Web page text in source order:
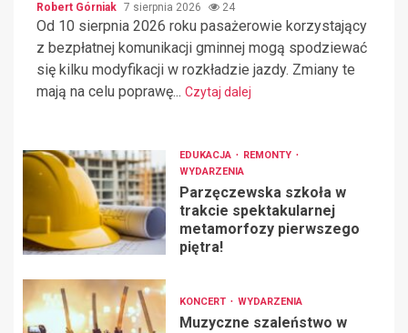
Robert Górniak 7 sierpnia 2026 24
Od 10 sierpnia 2026 roku pasażerowie korzystający
z bezpłatnej komunikacji gminnej mogą spodziewać
się kilku modyfikacji w rozkładzie jazdy. Zmiany te
mają na celu poprawę... Czytaj dalej
EDUKACJA
REMONTY
WYDARZENIA
Parzęczewska szkoła w
trakcie spektakularnej
metamorfozy pierwszego
piętra!
KONCERT WYDARZENIA
Muzyczne szaleństwo w